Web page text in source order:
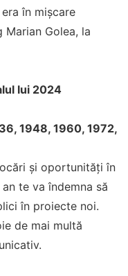
în mișcare
Marian Golea, la
lui 2024
1948, 1960, 1972,
și oportunități în
te va îndemna să
în proiecte noi.
de mai multă